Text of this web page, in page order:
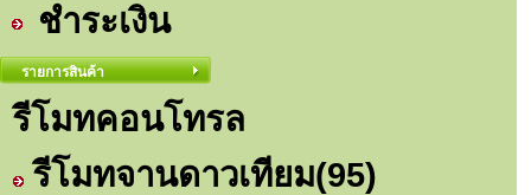
ชำระเงิน
รายการสินค้า
รีโมทคอนโทรล
รีโมทจานดาวเทียม(95)